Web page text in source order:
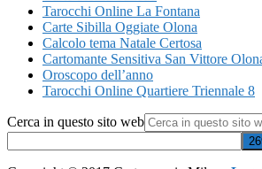
Tarocchi Online La Fontana
Carte Sibilla Oggiate Olona
Calcolo tema Natale Certosa
Cartomante Sensitiva San Vittore
Oroscopo dell’anno
Tarocchi Online Quartiere Triennale 8
Cerca in questo sito web